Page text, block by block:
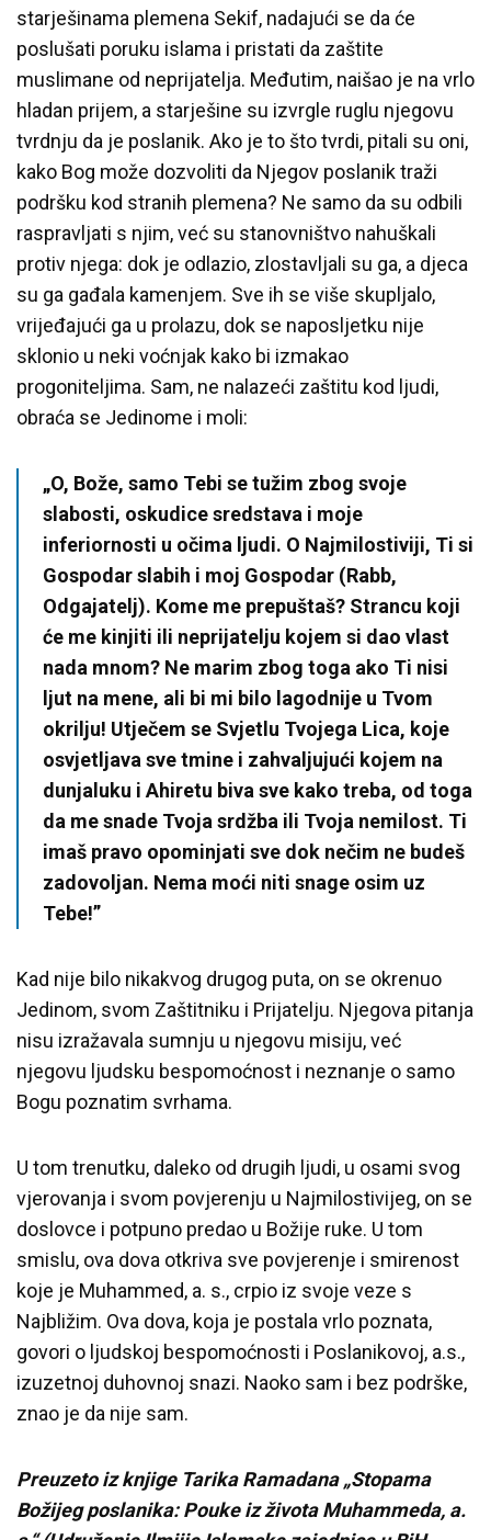
starješinama plemena Sekif, nadajući se da će
poslušati poruku islama i pristati da zaštite
muslimane od neprijatelja. Međutim, naišao je na vrlo
hladan prijem, a starješine su izvrgle ruglu njegovu
tvrdnju da je poslanik. Ako je to što tvrdi, pitali su oni,
kako Bog može dozvoliti da Njegov poslanik traži
podršku kod stranih plemena? Ne samo da su odbili
raspravljati s njim, već su stanovništvo nahuškali
protiv njega: dok je odlazio, zlostavljali su ga, a djeca
su ga gađala kamenjem. Sve ih se više skupljalo,
vrijeđajući ga u prolazu, dok se naposljetku nije
sklonio u neki voćnjak kako bi izmakao
progoniteljima. Sam, ne nalazeći zaštitu kod ljudi,
obraća se Jedinome i moli:
„O, Bože, samo Tebi se tužim zbog svoje
slabosti, oskudice sredstava i moje
inferiornosti u očima ljudi. O Najmilostiviji, Ti si
Gospodar slabih i moj Gospodar (Rabb,
Odgajatelj). Kome me prepuštaš? Strancu koji
će me kinjiti ili neprijatelju kojem si dao vlast
nada mnom? Ne marim zbog toga ako Ti nisi
ljut na mene, ali bi mi bilo lagodnije u Tvom
okrilju! Utječem se Svjetlu Tvojega Lica, koje
osvjetljava sve tmine i zahvaljujući kojem na
dunjaluku i Ahiretu biva sve kako treba, od toga
da me snade Tvoja srdžba ili Tvoja nemilost. Ti
imaš pravo opominjati sve dok nečim ne budeš
zadovoljan. Nema moći niti snage osim uz
Tebe!”
Kad nije bilo nikakvog drugog puta, on se okrenuo
Jedinom, svom Zaštitniku i Prijatelju. Njegova pitanja
nisu izražavala sumnju u njegovu misiju, već
njegovu ljudsku bespomoćnost i neznanje o samo
Bogu poznatim svrhama.
U tom trenutku, daleko od drugih ljudi, u osami svog
vjerovanja i svom povjerenju u Najmilostivijeg, on se
doslovce i potpuno predao u Božije ruke. U tom
smislu, ova dova otkriva sve povjerenje i smirenost
koje je Muhammed, a. s., crpio iz svoje veze s
Najbližim. Ova dova, koja je postala vrlo poznata,
govori o ljudskoj bespomoćnosti i Poslanikovoj, a.s.,
izuzetnoj duhovnoj snazi. Naoko sam i bez podrške,
znao je da nije sam.
Preuzeto iz knjige Tarika Ramadana „Stopama
Božijeg poslanika: Pouke iz života Muhammeda, a.